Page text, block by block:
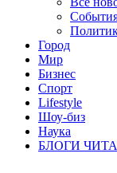
Город
Мир
Бизнес
Спорт
Lifestyle
Шоу-биз
Наука
БЛОГИ